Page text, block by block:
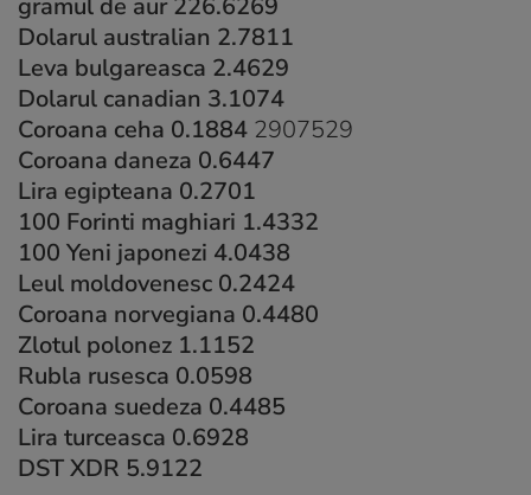
Dolarul australian 2.7811
Leva bulgareasca 2.4629
Dolarul canadian 3.1074
Coroana ceha 0.1884 2907529
Coroana daneza 0.6447
Lira egipteana 0.2701
100 Forinti maghiari 1.4332
100 Yeni japonezi 4.0438
Leul moldovenesc 0.2424
Coroana norvegiana 0.4480
Zlotul polonez 1.1152
Rubla rusesca 0.0598
Coroana suedeza 0.4485
Lira turceasca 0.6928
DST XDR 5.9122